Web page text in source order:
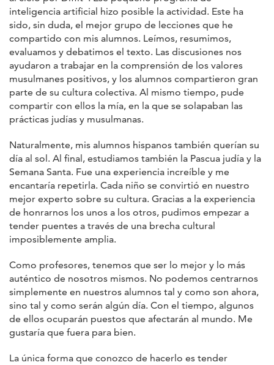
inteligencia artificial hizo posible la actividad. Este ha
sido, sin duda, el mejor grupo de lecciones que he
compartido con mis alumnos. Leímos, resumimos,
evaluamos y debatimos el texto. Las discusiones nos
ayudaron a trabajar en la comprensión de los valores
musulmanes positivos, y los alumnos compartieron gran
parte de su cultura colectiva. Al mismo tiempo, pude
compartir con ellos la mía, en la que se solapaban las
prácticas judías y musulmanas.
Naturalmente, mis alumnos hispanos también querían su
día al sol. Al final, estudiamos también la Pascua judía y la
Semana Santa. Fue una experiencia increíble y me
encantaría repetirla. Cada niño se convirtió en nuestro
mejor experto sobre su cultura. Gracias a la experiencia
de honrarnos los unos a los otros, pudimos empezar a
tender puentes a través de una brecha cultural
imposiblemente amplia.
Como profesores, tenemos que ser lo mejor y lo más
auténtico de nosotros mismos. No podemos centrarnos
simplemente en nuestros alumnos tal y como son ahora,
sino tal y como serán algún día. Con el tiempo, algunos
de ellos ocuparán puestos que afectarán al mundo. Me
gustaría que fuera para bien.
La única forma que conozco de hacerlo es tender